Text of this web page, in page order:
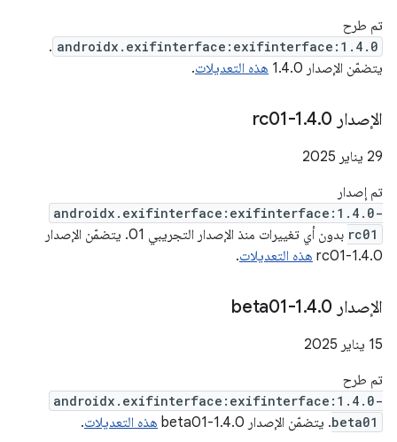
تم طرح
androidx.exifinterface:exifinterface:1.4.0
.
يتضمّن الإصدار 1.4.0
هذه التعديلات.
الإصدار 1 .4.0-rc01
‫29 يناير 2025
تم إصدار
androidx.exifinterface:exifinterface:1.4.0-
rc01
بدون أي تغييرات منذ الإصدار التجريبي 01. يتضمّن الإصدار
1.4.0-rc01
هذه التعديلات.
الإصدار 1 .4.0-beta01
‫15 يناير 2025
تم طرح
androidx.exifinterface:exifinterface:1.4.0-
beta01. يتضمّن الإصدار 1.4.0-beta01 هذه التعديلات.